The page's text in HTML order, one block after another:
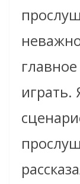
играть.